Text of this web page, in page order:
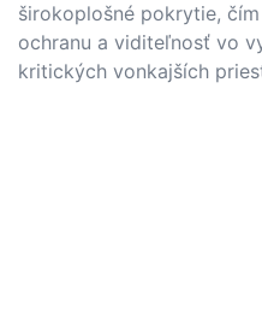
širokoplošné pokrytie,
ochranu a viditeľnosť vo
kritických vonkajších